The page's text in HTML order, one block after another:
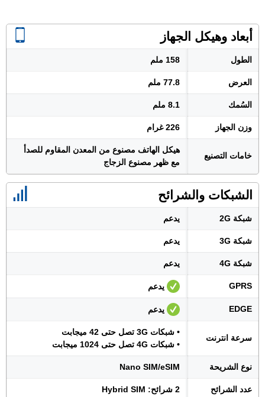
أبعاد وهيكل الجهاز
الطول 158 ملم
العرض 77.8 ملم
السُمك 8.1 ملم
وزن الجهاز 226 غرام
خامات التصنيع
هيكل الهاتف مصنوع من المعدن المقاوم للصدأ
مع ظهر مصنوع الزجاج
الشبكات والشرائح
شبكة 2G يدعم
شبكة 3G يدعم
شبكة 4G يدعم
GPRS يدعم
EDGE يدعم
سرعة انترنت
• شبكات 3G تصل حتى 42 ميجابت
• شبكات 4G تصل حتى 1024 ميجابت
نوع الشريحة Nano SIM/eSIM
عدد الشرائح 2 شرائح: Hybrid SIM